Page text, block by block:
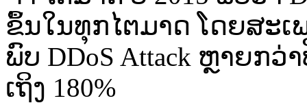
ຂຶ້ນ​ໃນ​ທຸກ​ໄຕ​ມາດ ໂດຍ​ສະ
ພົບ DDoS Attack ຫຼາຍກ
ເຖິງ 180%